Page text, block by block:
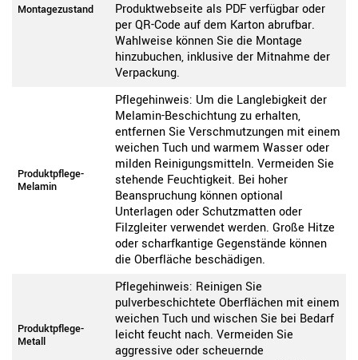
Montagezustand
Produktwebseite als PDF verfügbar oder
per QR-Code auf dem Karton abrufbar.
Wahlweise können Sie die Montage
hinzubuchen, inklusive der Mitnahme der
Verpackung.
Produktpflege-
Melamin
Pflegehinweis: Um die Langlebigkeit der
Melamin-Beschichtung zu erhalten,
entfernen Sie Verschmutzungen mit einem
weichen Tuch und warmem Wasser oder
milden Reinigungsmitteln. Vermeiden Sie
stehende Feuchtigkeit. Bei hoher
Beanspruchung können optional
Unterlagen oder Schutzmatten oder
Filzgleiter verwendet werden. Große Hitze
oder scharfkantige Gegenstände können
die Oberfläche beschädigen.
Produktpflege-
Metall
Pflegehinweis: Reinigen Sie
pulverbeschichtete Oberflächen mit einem
weichen Tuch und wischen Sie bei Bedarf
leicht feucht nach. Vermeiden Sie
aggressive oder scheuernde